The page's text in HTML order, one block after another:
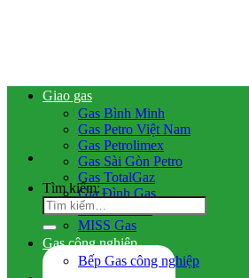
Tìm kiếm:
Giao gas
Gas Bình Minh
Gas Petro Việt Nam
Gas Petrolimex
Gas Sài Gòn Petro
Gas TotalGaz
Gia Đình Gas
Gas Dầu Khí
MISS Gas
Gas công nghiệp
Bếp Gas công nghiệp